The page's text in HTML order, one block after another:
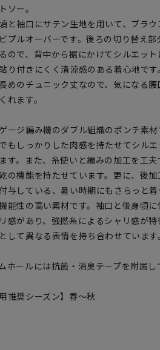
ソー。
と袖口にサテン生地を用いて、ブラ
プルオーバーです。後ろの切り替え
ので、背中から裾にかけてシルエッ
り付きにくく清涼感のある着心地で
めのチュニック丈なので、気になる
れます。
ージ編み機のダブル組織のポンチ素
もしっかりした肉感を持たせてシル
す。また、糸使いと編みの加工を工
の機能を持たせています。更に、後
与している、暑い時期にもさらっと
能性の高い素材です。袖口と後身頃
感があり、強撚糸によるシャリ感が
して異なる表情を持ち合わせています。
ホールには抗菌・消臭テープを附属し
用推奨シーズン】春～秋